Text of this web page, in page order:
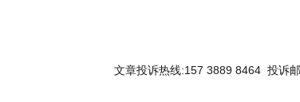
文章投诉热线:157 3889 8464 投诉